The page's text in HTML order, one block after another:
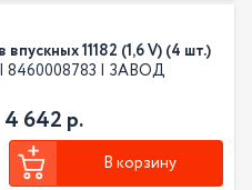
11182 (1,6 V) (4 шт.)
| 8460008783 | ЗАВОД
4 642 р.
В корзину